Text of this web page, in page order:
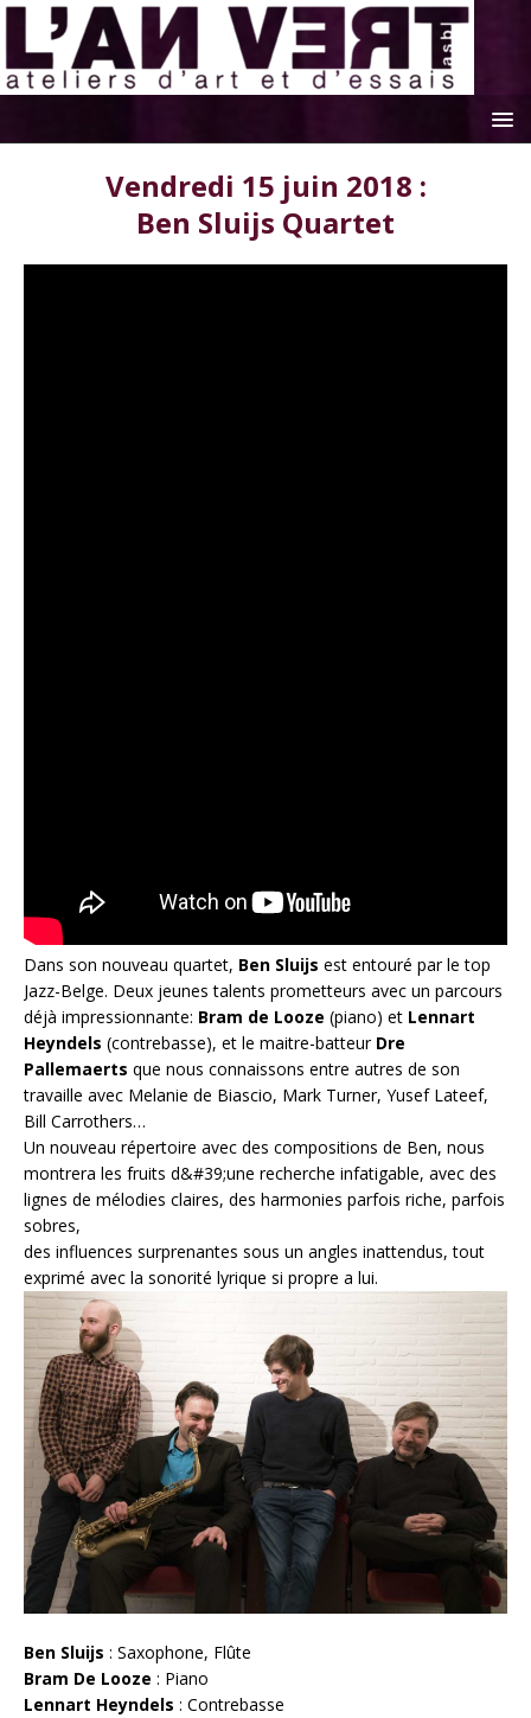
Vendredi 15 juin 2018 :
Ben Sluijs Quartet
Dans son nouveau quartet, Ben Sluijs est entouré par le top
Jazz-Belge. Deux jeunes talents prometteurs avec un parcours
déjà impressionnante: Bram de Looze (piano) et Lennart
Heyndels (contrebasse), et le maitre-batteur Dre
Pallemaerts que nous connaissons entre autres de son
travaille avec Melanie de Biascio, Mark Turner, Yusef Lateef,
Bill Carrothers…
Un nouveau répertoire avec des compositions de Ben, nous
montrera les fruits d&#39;une recherche infatigable, avec des
lignes de mélodies claires, des harmonies parfois riche, parfois
sobres,
des influences surprenantes sous un angles inattendus, tout
exprimé avec la sonorité lyrique si propre a lui.
Ben Sluijs : Saxophone, Flûte
Bram De Looze : Piano
Lennart Heyndels : Contrebasse